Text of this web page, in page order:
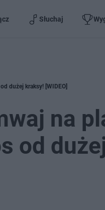
Słuchaj
dużej kraksy! [WIDEO]
na
od